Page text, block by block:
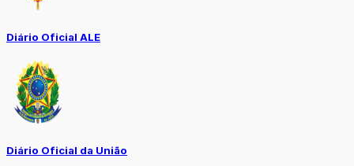
Diário Oficial ALE
Diário Oficial da União